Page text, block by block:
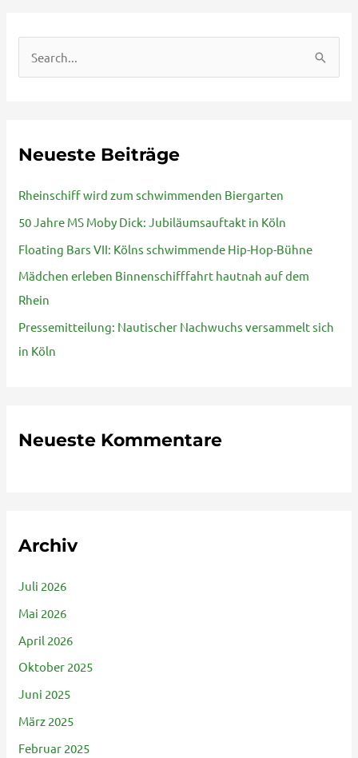
e
n
a
c
h
:
Neueste Beiträge
Rheinschiff wird zum schwimmenden Biergarten
50 Jahre MS Moby Dick: Jubiläumsauftakt in Köln
Floating Bars VII: Kölns schwimmende Hip-Hop-Bühne
Mädchen erleben Binnenschifffahrt hautnah auf dem
Rhein
Pressemitteilung: Nautischer Nachwuchs versammelt sich
in Köln
Neueste Kommentare
Archiv
Juli 2026
Mai 2026
April 2026
Oktober 2025
Juni 2025
März 2025
Februar 2025